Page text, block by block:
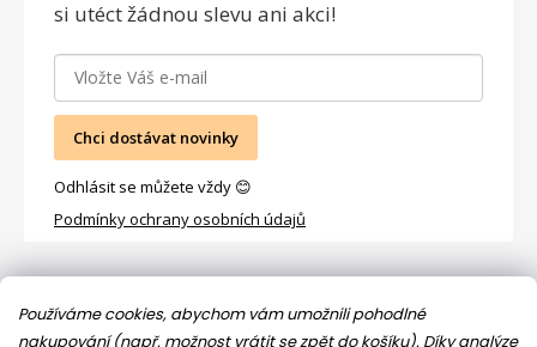
Používáme cookies, abychom vám umožnili pohodlné
nakupování (např. možnost vrátit se zpět do košíku). Díky analýze
si utéct žádnou slevu ani akci!
Chci dostávat novinky
Odhlásit se můžete vždy 😊
Podmínky ochrany osobních údajů
Facebook